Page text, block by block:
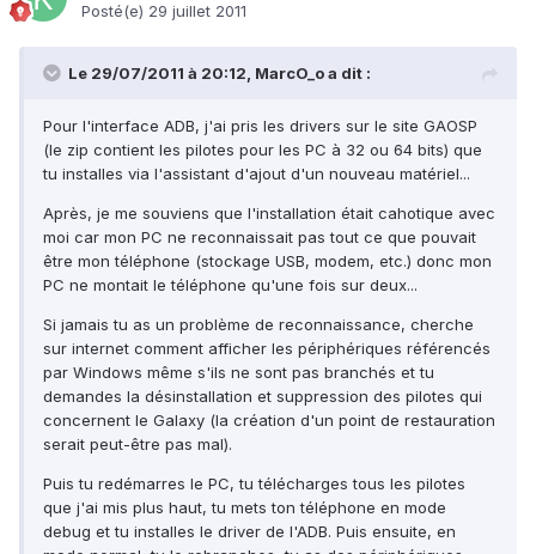
Posté(e) 29 juillet 2011
Le 29/07/2011 à 20:12, MarcO_o a dit :
Pour l'interface ADB, j'ai pris les drivers sur le site GAOSP
(le zip contient les pilotes pour les PC à 32 ou 64 bits) que
tu installes via l'assistant d'ajout d'un nouveau matériel...
Après, je me souviens que l'installation était cahotique avec
moi car mon PC ne reconnaissait pas tout ce que pouvait
être mon téléphone (stockage USB, modem, etc.) donc mon
PC ne montait le téléphone qu'une fois sur deux...
Si jamais tu as un problème de reconnaissance, cherche
sur internet comment afficher les périphériques référencés
par Windows même s'ils ne sont pas branchés et tu
demandes la désinstallation et suppression des pilotes qui
concernent le Galaxy (la création d'un point de restauration
serait peut-être pas mal).
Puis tu redémarres le PC, tu télécharges tous les pilotes
que j'ai mis plus haut, tu mets ton téléphone en mode
debug et tu installes le driver de l'ADB. Puis ensuite, en